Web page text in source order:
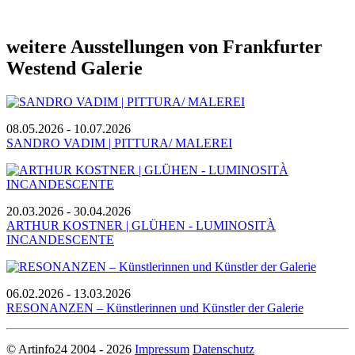
weitere Ausstellungen von Frankfurter
Westend Galerie
08.05.2026 - 10.07.2026
SANDRO VADIM | PITTURA/ MALEREI
20.03.2026 - 30.04.2026
ARTHUR KOSTNER | GLÜHEN - LUMINOSITÀ
INCANDESCENTE
06.02.2026 - 13.03.2026
RESONANZEN – Künstlerinnen und Künstler der Galerie
© Artinfo24 2004 - 2026 Impressum Datenschutz